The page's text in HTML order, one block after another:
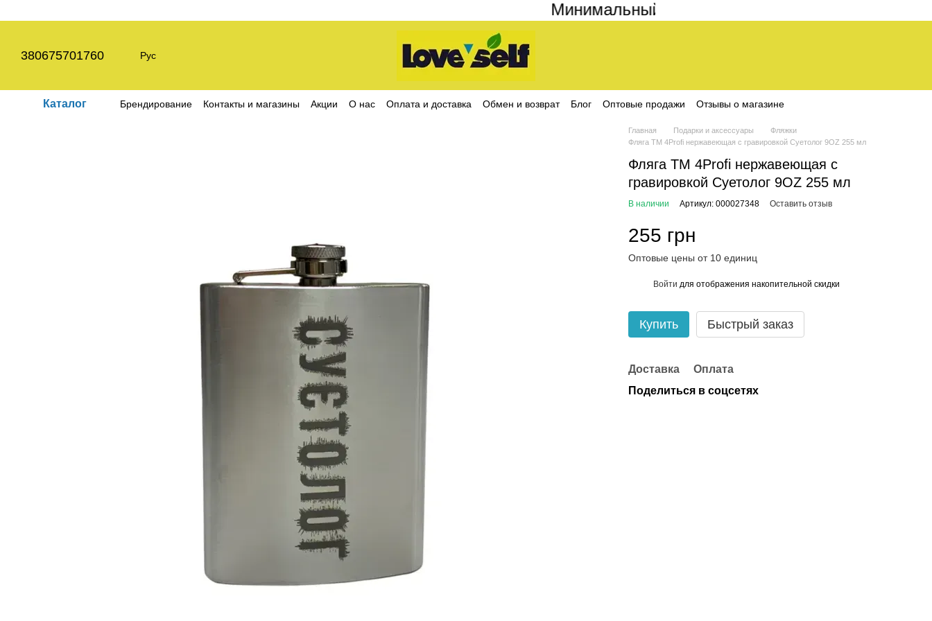
Минимальный заказ на сайте составляет 200 грн
380675701760 Рус
Каталог Брендирование Контакты и магазины Акции О нас Оплата и доставка Обмен и возврат Блог Оптовые продажи
Отзывы о магазине
Главная Подарки и аксессуары
Фляжки
Фляга ТМ 4Profi нержавеющая с гравировкой Суетолог 9OZ 255 мл
Фляга ТМ 4Profi нержавеющая с
гравировкой Суетолог 9OZ 255 мл
В наличии Артикул: 000027348 Оставить отзыв
255 грн
Оптовые цены от 10 единиц
Войти для отображения накопительной скидки
Купить Быстрый заказ
Доставка
Оплата
Поделиться в соцсетях